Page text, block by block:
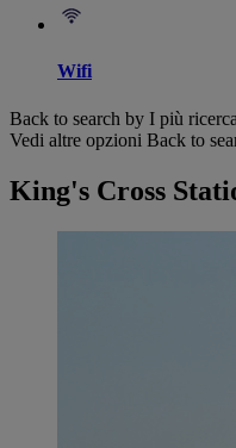
Wifi
Back to search by I più
Vedi altre opzioni Back to
King's Cross